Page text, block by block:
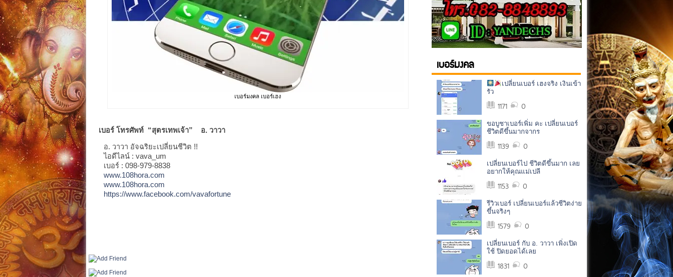
เบอร์มงคล เบอร์เฮง
เบอร์ โทรศัพท์ “สุตรเทพเจ้า” อ. วาวา
อ. วาวา อัจฉริยะเปลี่ยนชีวิต !!
ไอดีไลน์ : vava_um
เบอร์ : 098-979-8838
www.108hora.com
www.108hora.com
https://www.facebook.com/vavafortune
เบอร์มงคล
เปลี่ยนเบอร์ เฮงจริง เงินเข้า
รัว
1171 0
ขอบูชาเบอร์เพิ่ม คะ เปลี่ยนเบอร์
ชีวิตดีขึ้นมากจากร
1139 0
เปลี่ยนเบอร์ไป ชีวิตดีขึ้นมาก เลย
อยากให้คุณแม่เปลี
1153 0
รีวิวเบอร์ เปลี่ยนเบอร์แล้วชีวิตง่าย
ขึ้นจริงๆ
1579 0
เปลี่ยนเบอร์ กับ อ. วาวา เพิ่งเปิด
ใช้ ปิดยอดได้เลย
1831 0